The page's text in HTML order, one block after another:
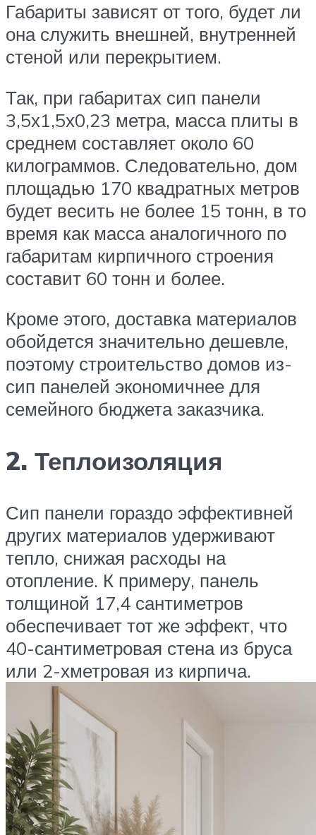
Габариты зависят от того, будет ли
она служить внешней, внутренней
стеной или перекрытием.
Так, при габаритах сип панели
3,5х1,5х0,23 метра, масса плиты в
среднем составляет около 60
килограммов. Следовательно, дом
площадью 170 квадратных метров
будет весить не более 15 тонн, в то
время как масса аналогичного по
габаритам кирпичного строения
составит 60 тонн и более.
Кроме этого, доставка материалов
обойдется значительно дешевле,
поэтому строительство домов из-
сип панелей экономичнее для
семейного бюджета заказчика.
2. Теплоизоляция
Сип панели гораздо эффективней
других материалов удерживают
тепло, снижая расходы на
отопление. К примеру, панель
толщиной 17,4 сантиметров
обеспечивает тот же эффект, что
40-сантиметровая стена из бруса
или 2-хметровая из кирпича.